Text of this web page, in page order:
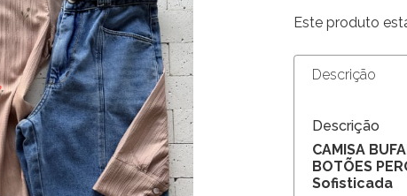
Este produto
Descrição
Descrição
CAMISA
BOTÕES
Sofisticada